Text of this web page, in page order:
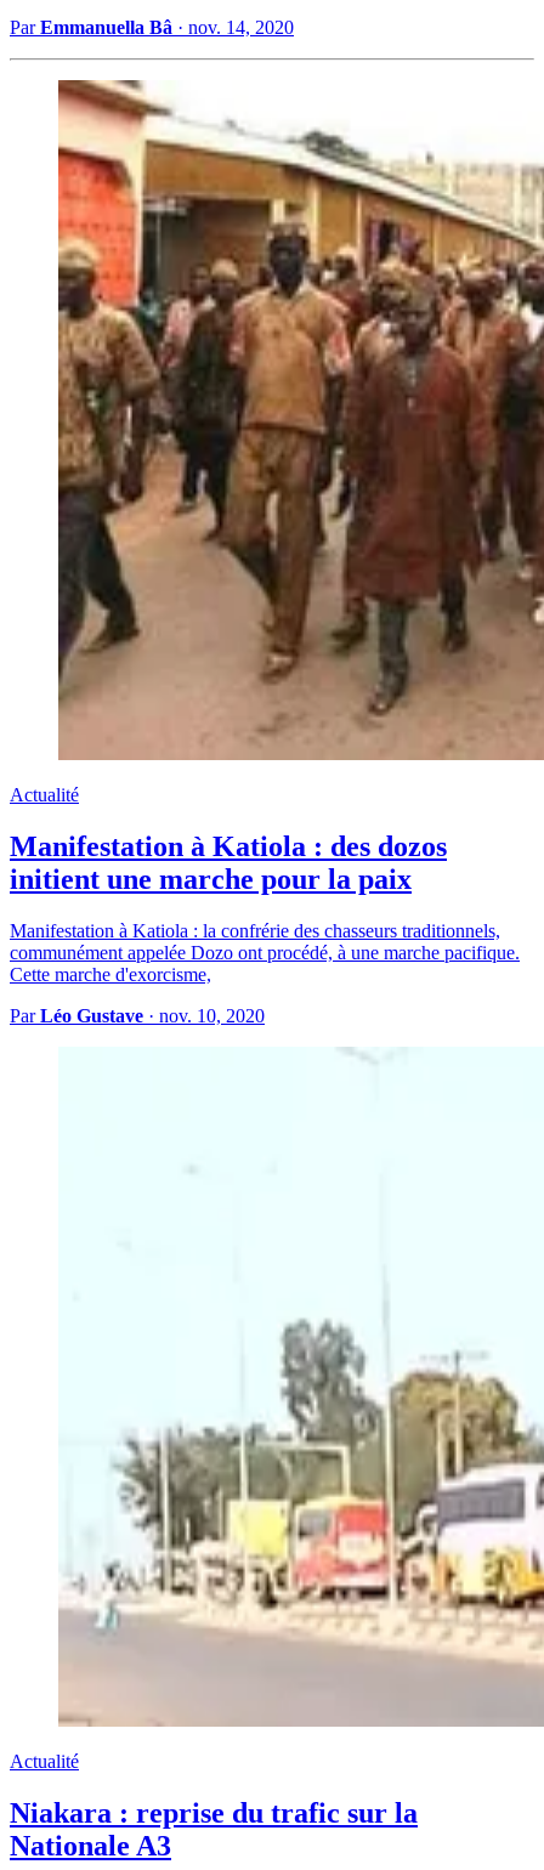
ParEmmanuella Bâ · nov. 14, 2020
Actualité
Manifestation à Katiola : des dozos
initient une marche pour la paix
Manifestation à Katiola : la confrérie des chasseurs traditionnels,
communément appelée Dozo ont procédé, à une marche pacifique.
Cette marche d'exorcisme,
ParLéo Gustave · nov. 10, 2020
Actualité
Niakara : reprise du trafic sur la
Nationale A3